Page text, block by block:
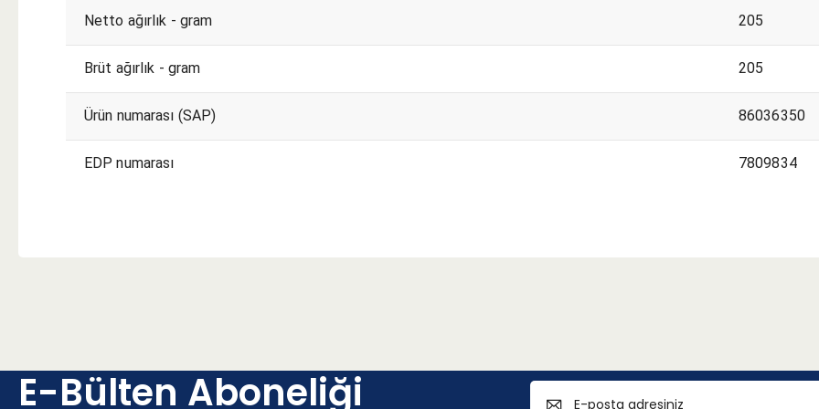
Netto ağırlık - gram 205
Brüt ağırlık - gram 205
Ürün numarası (SAP) 86036350
EDP numarası 7809834
E-Bülten Aboneliği